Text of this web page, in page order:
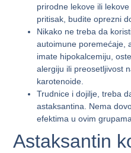
prirodne lekove ili
pritisak, budite oprezni
Nikako ne treba da
autoimune poremećaje,
imate hipokalcemiju,
alergiju ili preosetljivost
karotenoide.
Trudnice i dojilje, treba
astaksantina. Nema
efektima u ovim
Astaksantin